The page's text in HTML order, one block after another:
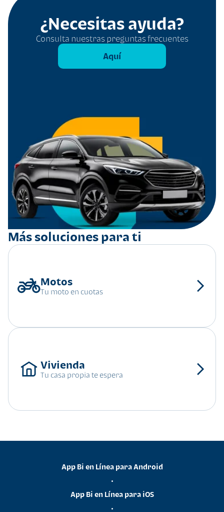
¿Necesitas ayuda?
Consulta nuestras preguntas frecuentes
Aquí
Más soluciones para ti
Tu moto en cuotas
Tu casa propia te espera
App Bi en Línea para Android
•
App Bi en Línea para iOS
•